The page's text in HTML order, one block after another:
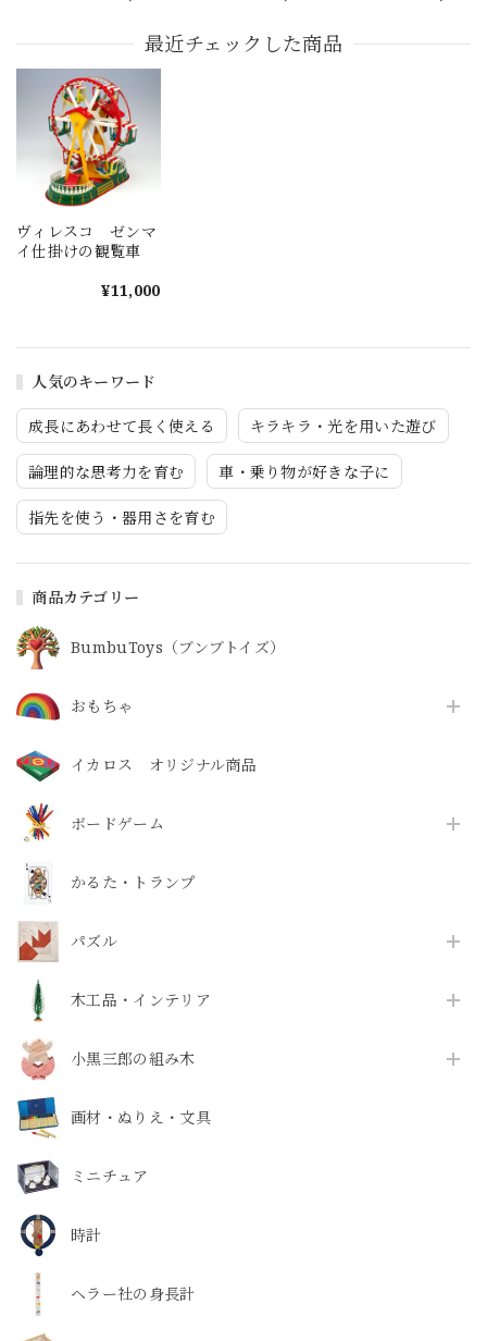
人気のキーワード
成長にあわせて長く使える キラキラ・光を用いた遊び
論理的な思考力を育む 車・乗り物が好きな子に
指先を使う・器用さを育む
商品カテゴリー
BumbuToys（ブンブトイズ）
おもちゃ
イカロス オリジナル商品
ボードゲーム
かるた・トランプ
パズル
木工品・インテリア
小黒三郎の組み木
画材・ぬりえ・文具
ミニチュア
時計
ヘラー社の身長計
最近チェックした商品
ヴィレスコ ゼンマ
イ仕掛けの観覧車
¥11,000